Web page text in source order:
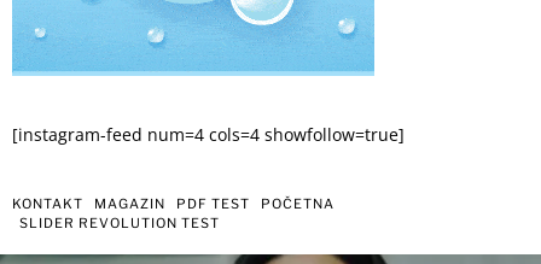
[instagram-feed num=4 cols=4 showfollow=true]
KONTAKT MAGAZIN PDF TEST
POČETNA
SLIDER REVOLUTION TEST